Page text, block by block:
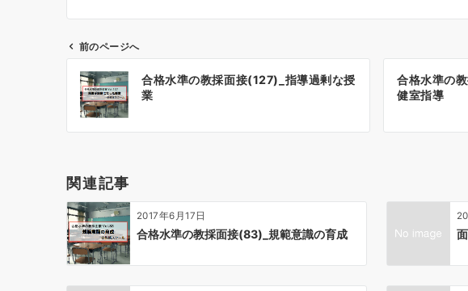
ビ
シ
ョ
ン
前のページへ
合格水準の教採面接(127)_指導過剰な授
業
合格水準の
健室指導
関連記事
2017年6月17日
合格水準の教採面接(83)_規範意識の育成